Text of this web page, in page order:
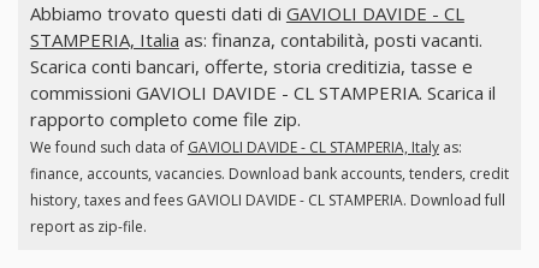
Abbiamo trovato questi dati di GAVIOLI DAVIDE - CL
STAMPERIA, Italia as: finanza, contabilità, posti vacanti.
Scarica conti bancari, offerte, storia creditizia, tasse e
commissioni GAVIOLI DAVIDE - CL STAMPERIA. Scarica il
rapporto completo come file zip.
We found such data of GAVIOLI DAVIDE - CL STAMPERIA, Italyas:
finance, accounts, vacancies. Download bank accounts, tenders, credit
history, taxes and fees GAVIOLI DAVIDE - CL STAMPERIA. Download full
report as zip-file.